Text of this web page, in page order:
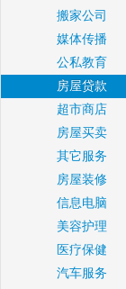
搬家公司
媒体传播
公私教育
房屋贷款
超市商店
房屋买卖
其它服务
房屋装修
信息电脑
美容护理
医疗保健
汽车服务